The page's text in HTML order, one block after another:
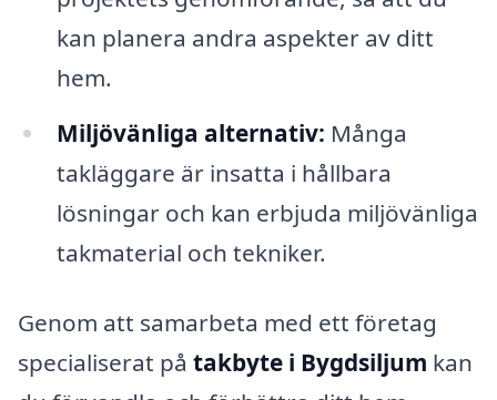
kan planera andra aspekter av ditt
hem.
Miljövänliga alternativ: Många
takläggare är insatta i hållbara
lösningar och kan erbjuda miljövänliga
takmaterial och tekniker.
Genom att samarbeta med ett företag
specialiserat på takbyte i Bygdsiljum kan